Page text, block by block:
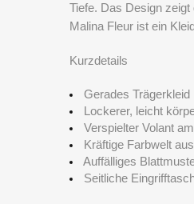
Tiefe. Das Design
Malina Fleur ist ein
Kurzdetails
Gerades
Lockerer, leicht
Verspielter Volant
Kräftige Farbwelt
Auffälliges
Seitliche